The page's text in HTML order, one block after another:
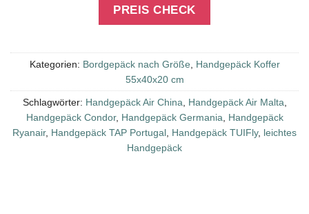
PREIS CHECK
Kategorien: Bordgepäck nach Größe
Handgepäck Koffer
55x40x20 cm
Schlagwörter: Handgepäck Air China Handgepäck Air Malta
Handgepäck Condor, Handgepäck Germania
Handgepäck
Ryanair, Handgepäck TAP Portugal Handgepäck TUIFly, leichtes
Handgepäck